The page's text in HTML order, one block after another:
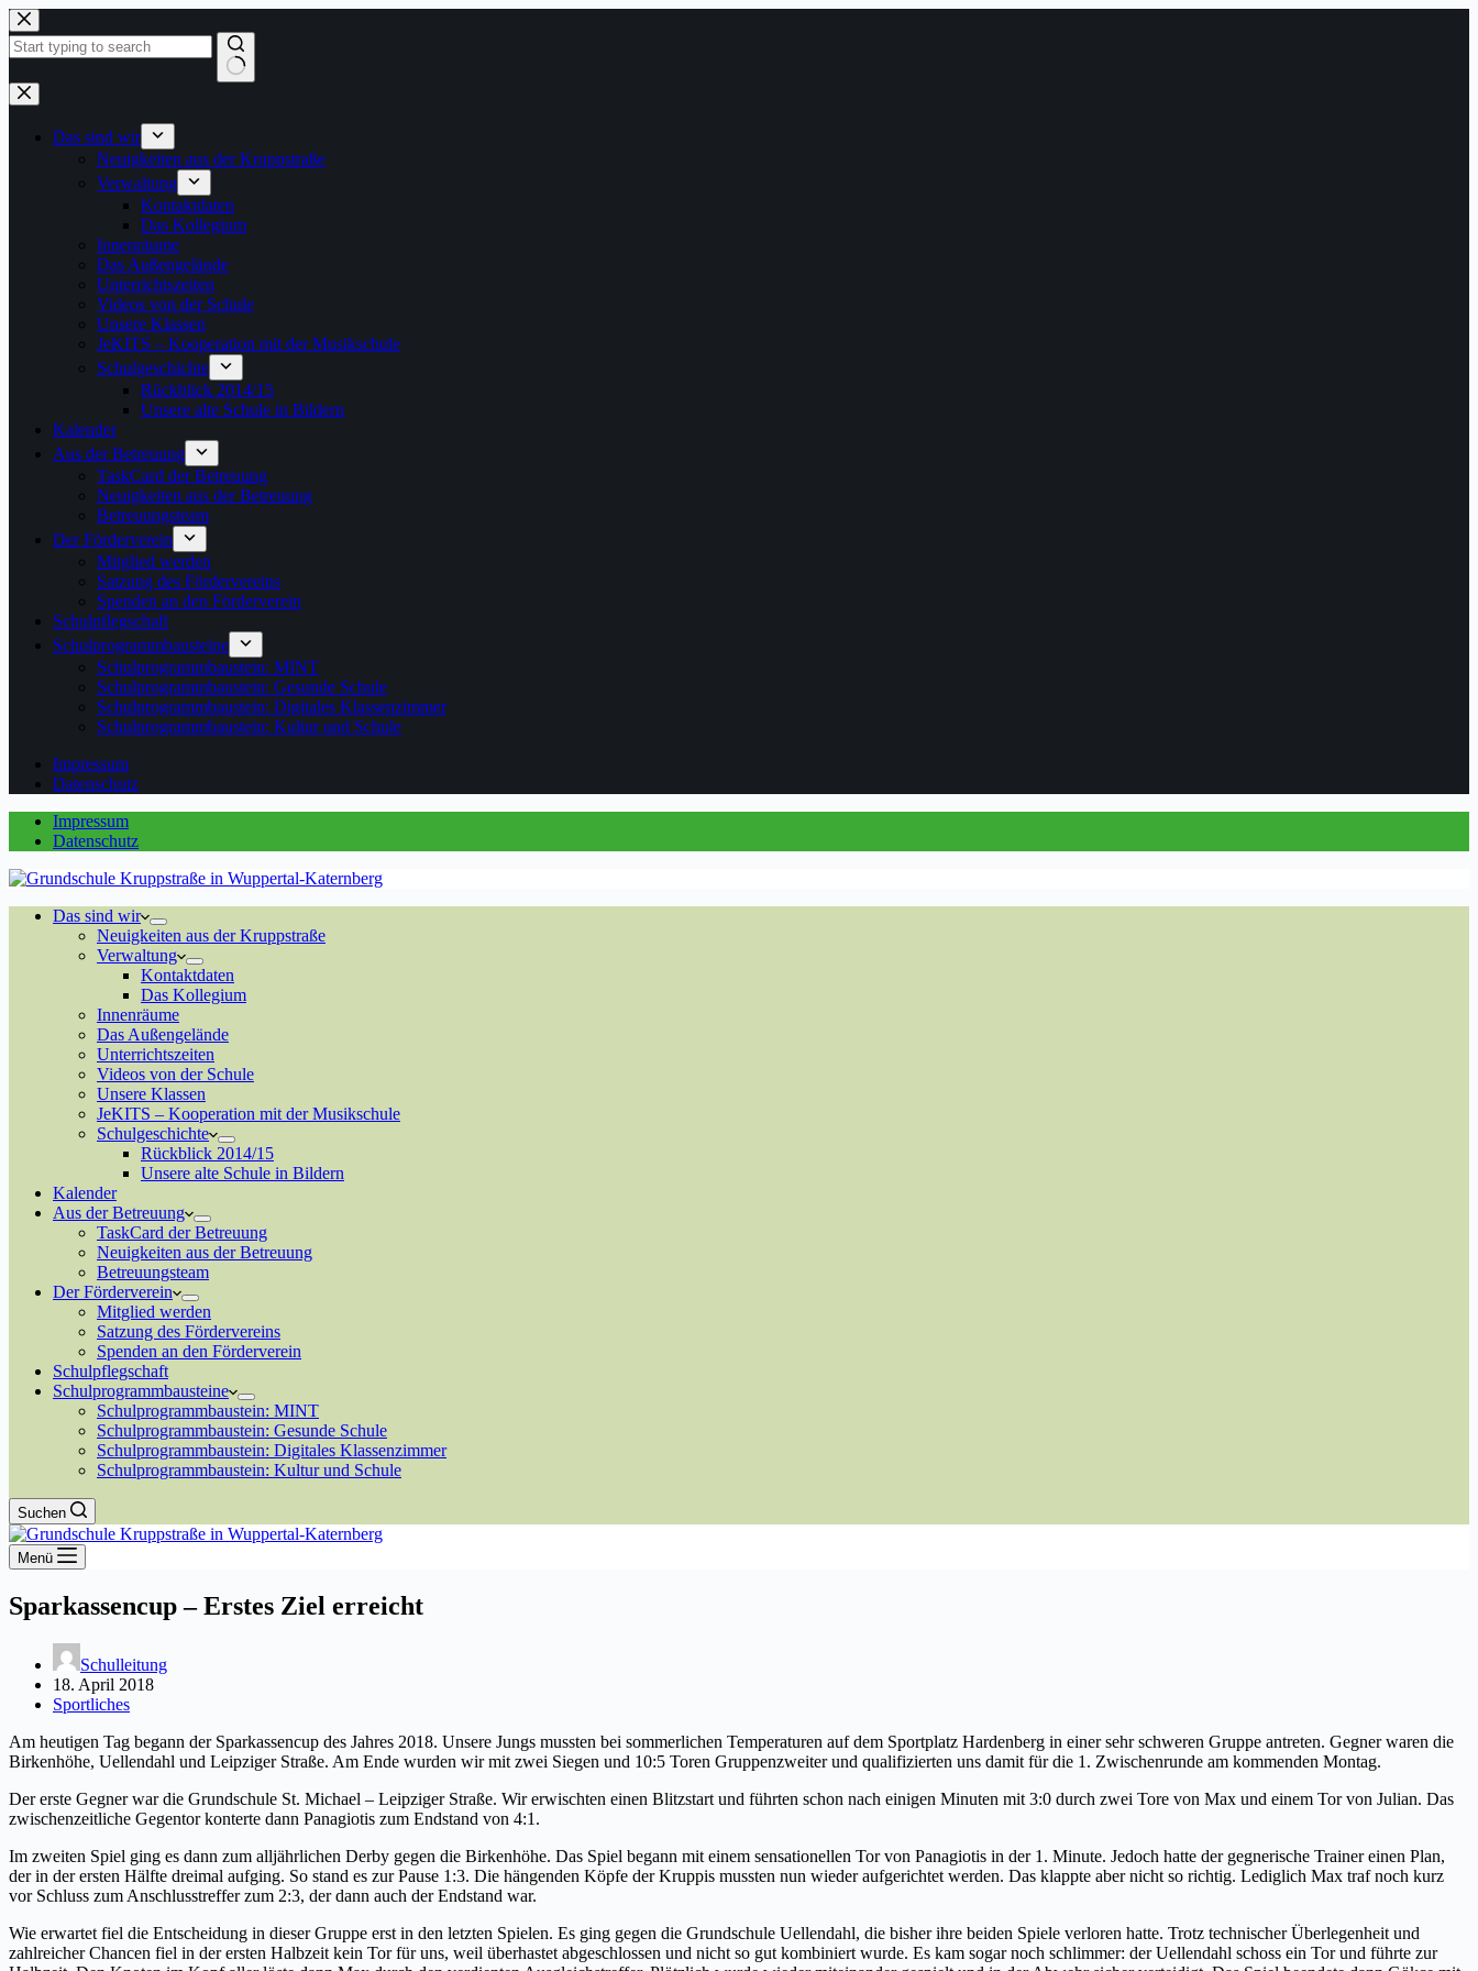
Zum
Inhalt
springen
Keine
Ergebnisse
Das sind wir
Neuigkeiten aus der Kruppstraße
Verwaltung
Kontaktdaten
Das Kollegium
Innenräume
Das Außengelände
Unterrichtszeiten
Videos von der Schule
Unsere Klassen
JeKITS – Kooperation mit der Musikschule
Schulgeschichte
Rückblick 2014/15
Unsere alte Schule in Bildern
Kalender
Aus der Betreuung
TaskCard der Betreuung
Neuigkeiten aus der Betreuung
Betreuungsteam
Der Förderverein
Mitglied werden
Satzung des Fördervereins
Spenden an den Förderverein
Schulpflegschaft
Schulprogrammbausteine
Schulprogrammbaustein: MINT
Schulprogrammbaustein: Gesunde Schule
Schulprogrammbaustein: Digitales Klassenzimmer
Schulprogrammbaustein: Kultur und Schule
Impressum
Datenschutz
Impressum
Datenschutz
Das sind wir
Neuigkeiten aus der Kruppstraße
Verwaltung
Kontaktdaten
Das Kollegium
Innenräume
Das Außengelände
Unterrichtszeiten
Videos von der Schule
Unsere Klassen
JeKITS – Kooperation mit der Musikschule
Schulgeschichte
Rückblick 2014/15
Unsere alte Schule in Bildern
Kalender
Aus der Betreuung
TaskCard der Betreuung
Neuigkeiten aus der Betreuung
Betreuungsteam
Der Förderverein
Mitglied werden
Satzung des Fördervereins
Spenden an den Förderverein
Schulpflegschaft
Schulprogrammbausteine
Schulprogrammbaustein: MINT
Schulprogrammbaustein: Gesunde Schule
Schulprogrammbaustein: Digitales Klassenzimmer
Schulprogrammbaustein: Kultur und Schule
Suchen
Menü
Sparkassencup – Erstes Ziel erreicht
Schulleitung
18. April 2018
Sportliches
Am heutigen Tag begann der Sparkassencup des Jahres 2018. Unsere Jungs mussten bei sommerlichen Temperaturen auf dem Sportplatz Hardenberg in einer sehr schweren Gruppe antreten. Gegner waren die
Birkenhöhe, Uellendahl und Leipziger Straße. Am Ende wurden wir mit zwei Siegen und 10:5 Toren Gruppenzweiter und qualifizierten uns damit für die 1. Zwischenrunde am kommenden Montag.
Der erste Gegner war die Grundschule St. Michael – Leipziger Straße. Wir erwischten einen Blitzstart und führten schon nach einigen Minuten mit 3:0 durch zwei Tore von Max und einem Tor von Julian. Das
zwischenzeitliche Gegentor konterte dann Panagiotis zum Endstand von 4:1.
Im zweiten Spiel ging es dann zum alljährlichen Derby gegen die Birkenhöhe. Das Spiel begann mit einem sensationellen Tor von Panagiotis in der 1. Minute. Jedoch hatte der gegnerische Trainer einen Plan,
der in der ersten Hälfte dreimal aufging. So stand es zur Pause 1:3. Die hängenden Köpfe der Kruppis mussten nun wieder aufgerichtet werden. Das klappte aber nicht so richtig. Lediglich Max traf noch kurz
vor Schluss zum Anschlusstreffer zum 2:3, der dann auch der Endstand war.
Wie erwartet fiel die Entscheidung in dieser Gruppe erst in den letzten Spielen. Es ging gegen die Grundschule Uellendahl, die bisher ihre beiden Spiele verloren hatte. Trotz technischer Überlegenheit und
zahlreicher Chancen fiel in der ersten Halbzeit kein Tor für uns, weil überhastet abgeschlossen und nicht so gut kombiniert wurde. Es kam sogar noch schlimmer: der Uellendahl schoss ein Tor und führte zur